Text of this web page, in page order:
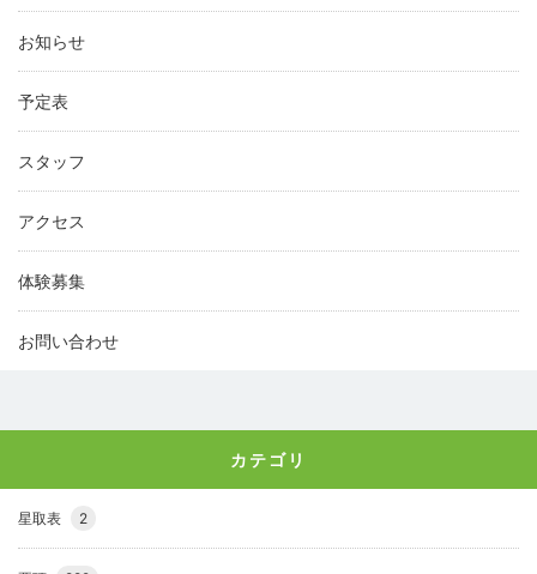
お知らせ
予定表
スタッフ
アクセス
体験募集
お問い合わせ
カテゴリ
星取表 2